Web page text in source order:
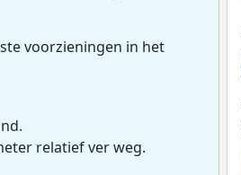
voorzieningen in het
relatief ver weg.